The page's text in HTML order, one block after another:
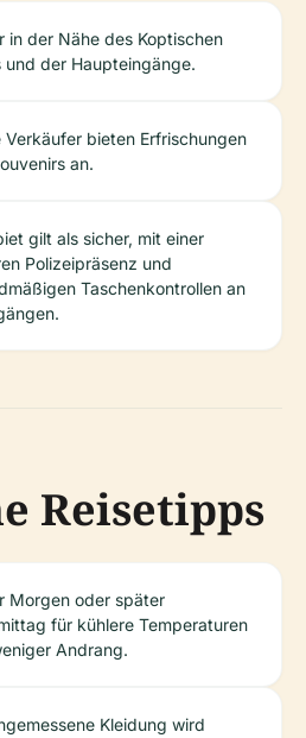
in der Nähe des Koptischen
und der Haupteingänge.
Verkäufer bieten Erfrischungen
an.
gilt als sicher, mit einer
Polizeipräsenz und
Taschenkontrollen an
Reisetipps
Morgen oder später
für kühlere Temperaturen
Andrang.
Kleidung wird